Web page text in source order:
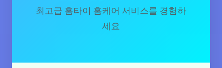
최고급 홈타이 홈케어 서비스를 경험하
세요